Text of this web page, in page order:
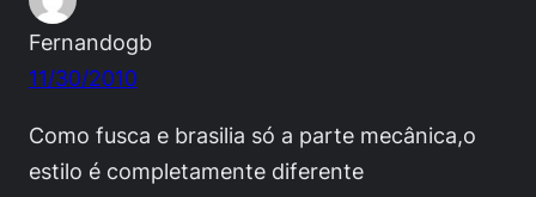
Fernandogb
11/30/2010
Como fusca e brasilia só a parte mecânica,o
estilo é completamente diferente